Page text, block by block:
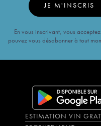
JE M'INSCRIS
En vous inscrivant, vous
pouvez vous désabonner à tout
ESTIMATION VIN